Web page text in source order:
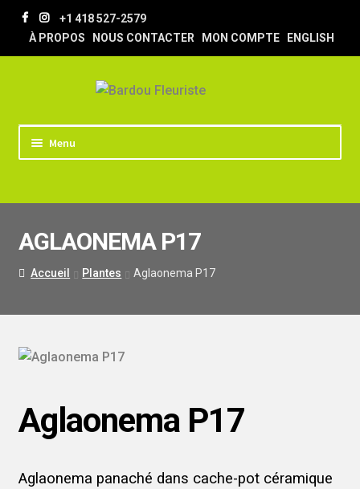
Aller
la
Aller
au
contenu
+1 418 527-2579
À PROPOS
NOUS CONTACTER MON COMPTE ENGLISH
Menu
TRUCS & ASTUCES
LIVRAISON
AGLAONEMA P17
Accueil Plantes Aglaonema P17
Aglaonema P17
Aglaonema panaché dans cache-pot céramique